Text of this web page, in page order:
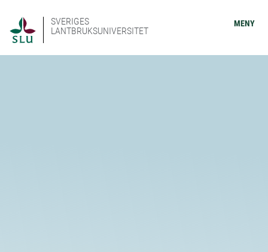
SVERIGES
LANTBRUKSUNIVERSITET
MENY